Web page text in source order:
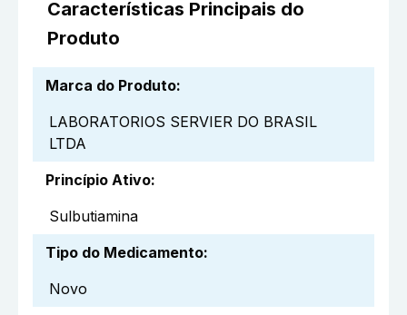
Características Principais do
Produto
Marca do Produto:
LABORATORIOS SERVIER DO BRASIL
LTDA
Princípio Ativo:
Sulbutiamina
Tipo do Medicamento:
Novo